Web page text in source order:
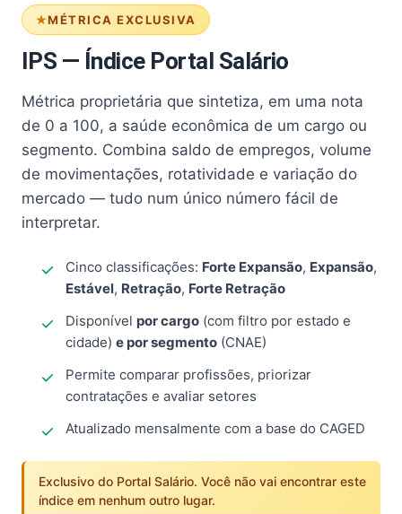
MÉTRICA EXCLUSIVA
IPS — Índice Portal Salário
Métrica proprietária que sintetiza, em uma nota
de 0 a 100, a saúde econômica de um cargo ou
segmento. Combina saldo de empregos, volume
de movimentações, rotatividade e variação do
mercado — tudo num único número fácil de
interpretar.
Cinco classificações: Forte Expansão, Expansão,
Estável, Retração, Forte Retração
Disponível por cargo (com filtro por estado e
cidade) e por segmento (CNAE)
Permite comparar profissões, priorizar
contratações e avaliar setores
Atualizado mensalmente com a base do CAGED
Exclusivo do Portal Salário. Você não vai encontrar este
índice em nenhum outro lugar.